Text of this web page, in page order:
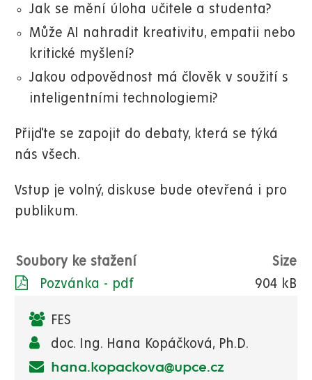
Jak se mění úloha učitele a studenta?
Může AI nahradit kreativitu, empatii nebo
kritické myšlení?
Jakou odpovědnost má člověk v soužití s
inteligentními technologiemi?
Přijďte se zapojit do debaty, která se týká
nás všech.
Vstup je volný, diskuse bude otevřená i pro
publikum.
Soubory ke stažení
Size
Pozvánka - pdf
904 kB
FES
doc. Ing. Hana Kopáčková, Ph.D.
hana.kopackova@upce.cz